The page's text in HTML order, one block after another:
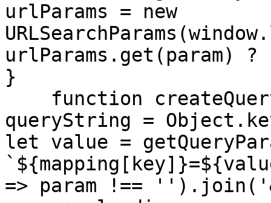
urlParams = new
urlParams.get(param)
}
queryString =
let value =
=> param !==